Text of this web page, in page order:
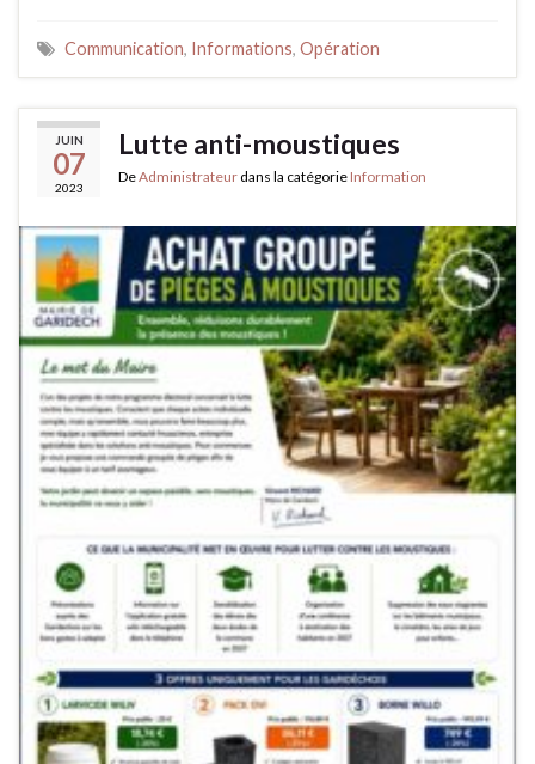
Communication, Informations, Opération
JUIN
07
2023
Lutte anti-moustiques
DeAdministrateur dans la catégorie Information